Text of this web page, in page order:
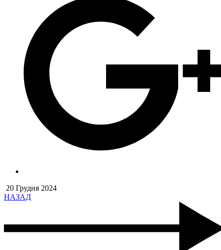
20 Грудня 2024
НАЗАД